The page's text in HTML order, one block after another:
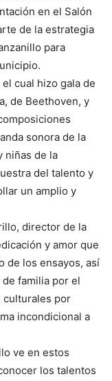
en el Salón
de la estrategia
para
cual hizo gala de
de Beethoven, y
sonora de la
niñas de la
del talento y
un amplio y
director de la
y amor que
de los ensayos, así
familia por el
culturales por
incondicional a
ve en estos
los talentos